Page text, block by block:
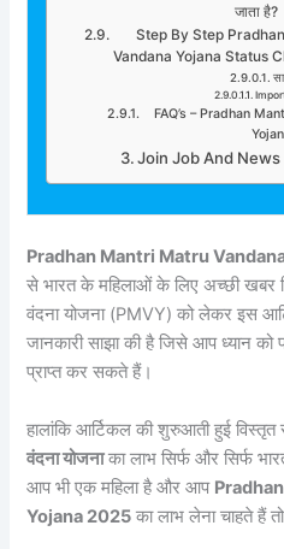
जाता है?
Step By Step
Vandana Yojana Status
FAQ’s – Pradhan
Join Job And
Pradhan Mantri Matru
से भारत के महिलाओं के लिए अच्छी खबर
वंदना योजना (PMVY) को लेकर इस
जानकारी साझा की है जिसे आप ध्यान
प्राप्त कर सकते हैं।
हालांकि आर्टिकल की शुरुआती हुई
वंदना योजनाका लाभ सिर्फ और सिर्फ
आप भी एक महिला है और आप
Yojana 2025 का लाभ लेना चाहते हैं